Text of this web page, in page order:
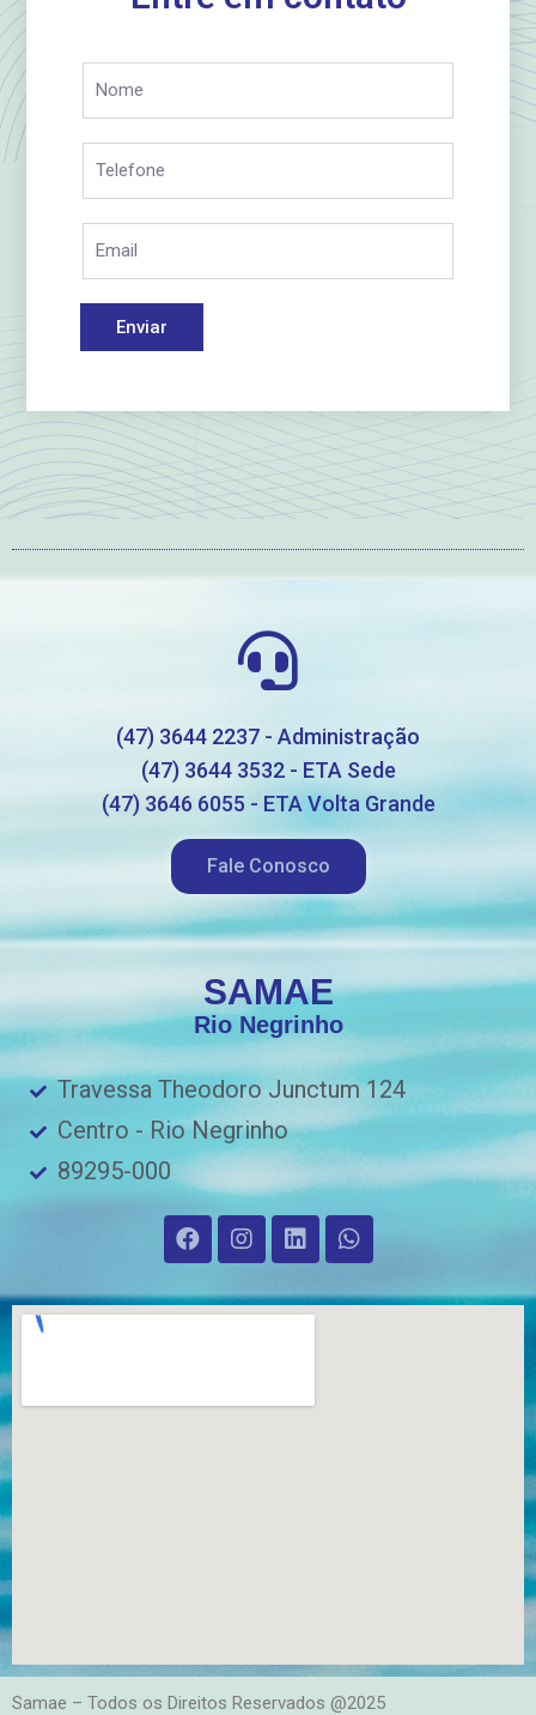
Enviar
(47) 3644 2237 - Administração
(47) 3644 3532 - ETA Sede
(47) 3646 6055 - ETA Volta Grande
Fale Conosco
SAMAE
Rio Negrinho
Travessa Theodoro Junctum 124
Centro - Rio Negrinho
89295-000
Samae – Todos os Direitos Reservados @2025